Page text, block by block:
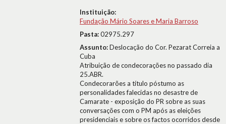
Instituição:
Fundação Mário Soares e Maria Barroso
Pasta:02975.297
Assunto:Deslocação do Cor. Pezarat Correia a
Cuba
Atribuição de condecorações no passado dia
25.ABR.
Condecorarões a título póstumo as
personalidades falecidas no desastre de
Camarate - exposição do PR sobre as suas
conversações com o PM após as eleições
presidenciais e sobre os factos ocorridos desde